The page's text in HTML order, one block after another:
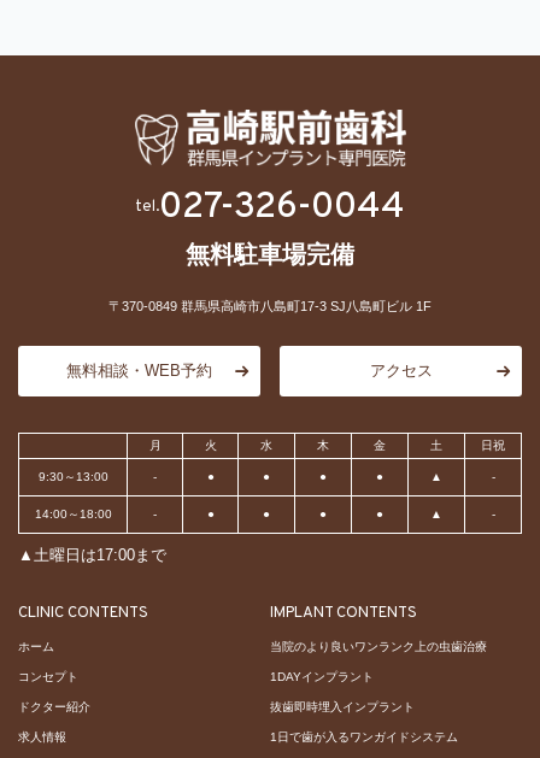
tel.027-326-0044
無料駐車場完備
〒370-0849 群馬県高崎市八島町17-3 SJ八島町ビル 1F
無料相談・WEB予約 アクセス
月 火 水 木 金 土 日祝
9:30～13:00 - ● ● ● ● ▲ -
14:00～18:00 - ● ● ● ● ▲ -
▲土曜日は17:00まで
CLINIC CONTENTS
ホーム
コンセプト
ドクター紹介
求人情報
IMPLANT CONTENTS
当院のより良いワンランク上の虫歯治療
1DAYインプラント
抜歯即時埋入インプラント
1日で歯が入るワンガイドシステム